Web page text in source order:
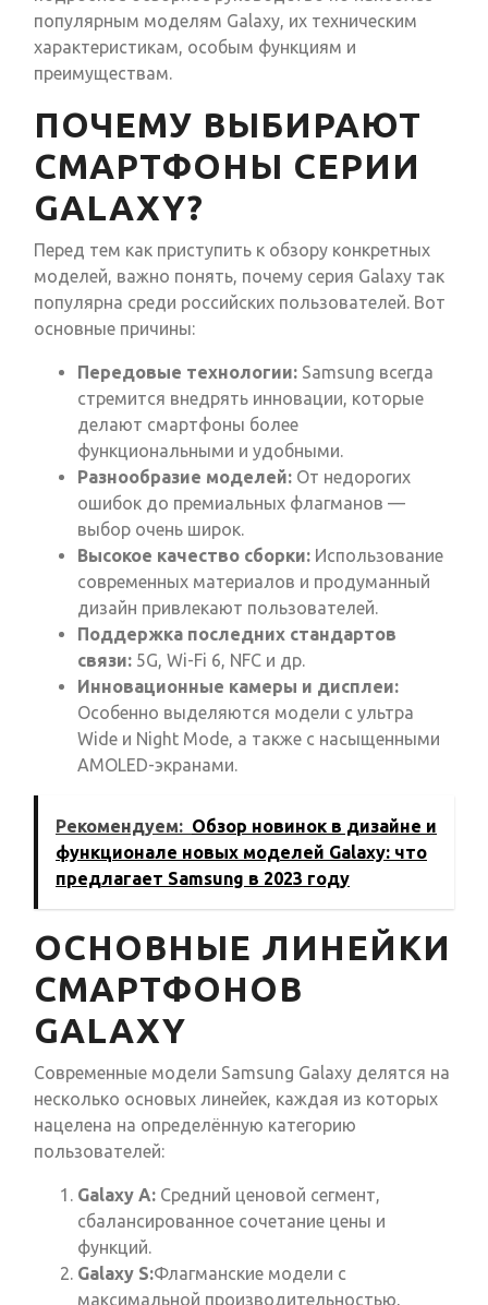
популярным моделям Galaxy, их техническим
характеристикам, особым функциям и
преимуществам.
ПОЧЕМУ ВЫБИРАЮТ
СМАРТФОНЫ СЕРИИ
GALAXY?
Перед тем как приступить к обзору конкретных
моделей, важно понять, почему серия Galaxy так
популярна среди российских пользователей. Вот
основные причины:
Передовые технологии: Samsung всегда
стремится внедрять инновации, которые
делают смартфоны более
функциональными и удобными.
Разнообразие моделей: От недорогих
ошибок до премиальных флагманов —
выбор очень широк.
Высокое качество сборки: Использование
современных материалов и продуманный
дизайн привлекают пользователей.
Поддержка последних стандартов
связи: 5G, Wi-Fi 6, NFC и др.
Инновационные камеры и дисплеи:
Особенно выделяются модели с ультра
Wide и Night Mode, а также с насыщенными
AMOLED-экранами.
Рекомендуем: Обзор новинок в дизайне и
функционале новых моделей Galaxy: что
предлагает Samsung в 2023 году
ОСНОВНЫЕ ЛИНЕЙКИ
СМАРТФОНОВ
GALAXY
Современные модели Samsung Galaxy делятся на
несколько основых линейек, каждая из которых
нацелена на определённую категорию
пользователей:
Galaxy A: Средний ценовой сегмент,
сбалансированное сочетание цены и
функций.
Galaxy S:Флагманские модели с
максимальной производительностью,